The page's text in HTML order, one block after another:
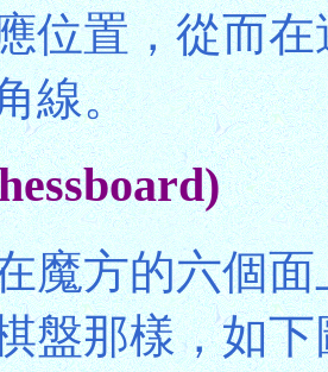
位置，從而
線。
魔方的六個
盤那樣，如